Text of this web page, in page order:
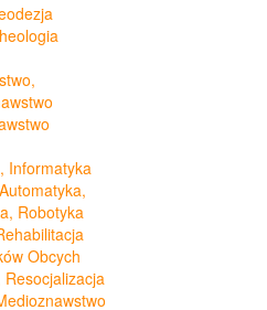
Informatyka
Robotyka
Obcych
Resocjalizacja